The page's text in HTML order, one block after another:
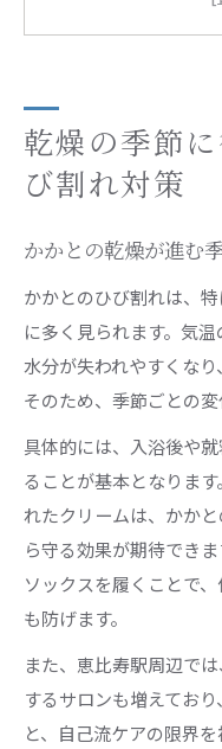
かかとを守る
恵比寿駅近く
かかとのひび
角質ケア恵比
かかとの保湿を
かかと保湿の
かかとを守
夜間のかかと
実践しやすい
かかとひび割
自宅で試せる
かかとを削
かかとひび割
乾燥の季節
び割れ対策
かかとの乾燥が進む
かかとのひび割れは、
に多く見られます。気
水分が失われやすくなり
そのため、季節ごとの
具体的には、入浴後や
ることが基本となりま
れたクリームは、かか
ら守る効果が期待でき
ソックスを履くことで
も防げます。
また、恵比寿駅周辺で
するサロンも増えてお
と、自己流ケアの限界